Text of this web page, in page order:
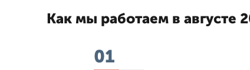
Как мы работаем в августе
01